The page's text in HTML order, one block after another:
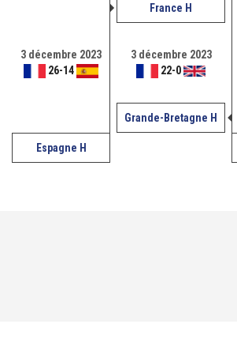
3 décembre 2023
26-14
France H
3 décembre 2023
22-0
Grande-Bretagne H
Espagne H